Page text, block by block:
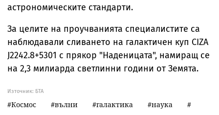
астрономическите стандарти.
За целите на проучванията специалистите са
наблюдавали сливането на галактичен куп CIZA
J2242.8+5301 с прякор "Наденицата", намиращ се
на 2,3 милиарда светлинни години от Земята.
Източник: БТА
Космос вълни галактика
наука